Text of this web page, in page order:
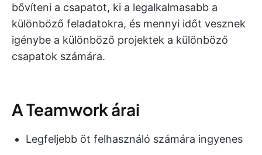
bővíteni a csapatot, ki a legalkalmasabb a
különböző feladatokra, és mennyi időt vesznek
igénybe a különböző projektek a különböző
csapatok számára.
A Teamwork árai
Legfeljebb öt felhasználó számára ingyenes